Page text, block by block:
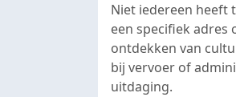
Niet iedereen heeft
een specifiek adres
ontdekken van
bij vervoer of
uitdaging.